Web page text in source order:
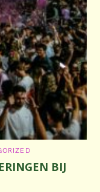
BIJ